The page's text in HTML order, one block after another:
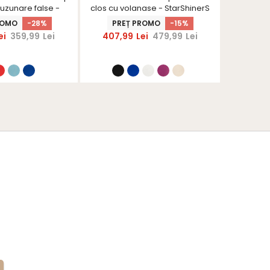
false -
-28%
359,99 Lei
clos cu volanase - StarShinerS
PREȚ PROMO -15%
407,99 Lei 479,99 Lei